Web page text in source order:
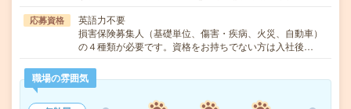
応募資格
英語力不要
損害保険募集人（基礎単位、傷害・疾病、火災、自動車）
の４種類が必要です。資格をお持ちでない方は入社後…
職場の雰囲気